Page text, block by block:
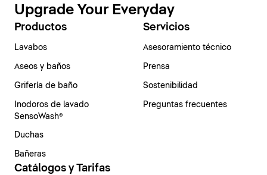
Upgrade Your Everyday
Productos
Lavabos
Aseos y baños
Grifería de baño
Inodoros de lavado
SensoWash®
Duchas
Bañeras
Servicios
Asesoramiento técnico
Prensa
Sostenibilidad
Preguntas frecuentes
Catálogos y Tarifas